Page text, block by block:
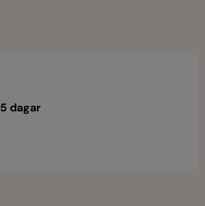
5 dagar